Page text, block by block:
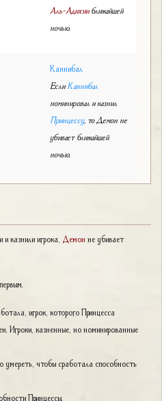
Аль-Адихииближайшей
ночью.
Каннибал
ЕслиКаннибал
номинировал и казнил
Принцессу, то Демон не
убивает ближайшей
ночью.
казнили игрока, Демон не убивает
игрок, которого Принцесса
Игроки, казненные, но номинированные
умереть, чтобы сработала способность
Принцессы.